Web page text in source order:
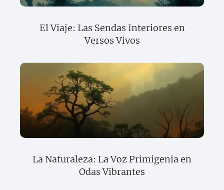
El Viaje: Las Sendas Interiores en
Versos Vivos
La Naturaleza: La Voz Primigenia en
Odas Vibrantes